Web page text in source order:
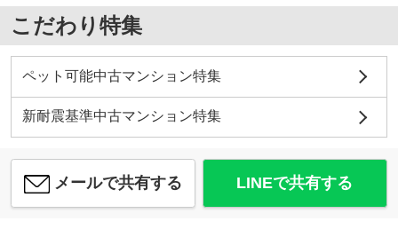
こだわり特集
ペット可能中古マンション特集
新耐震基準中古マンション特集
メールで共有する LINEで共有する